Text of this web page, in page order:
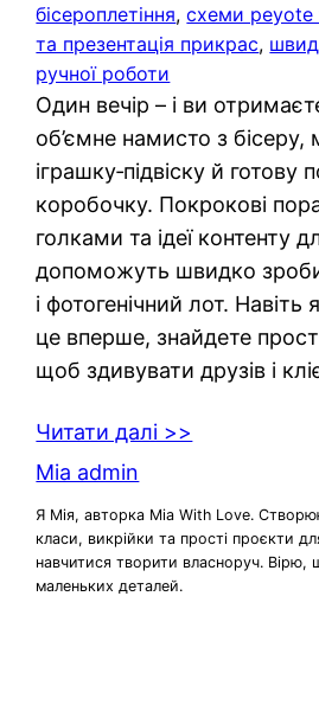
бісероплетіння, схеми peyote
та презентація прикрас,
ручної роботи
Один вечір – і ви
об’ємне намисто з бісеру,
іграшку‑підвіску й готову
коробочку. Покрокові
голками та ідеї контенту
допоможуть швидко
і фотогенічний лот.
це вперше, знайдете
щоб здивувати друзів і
Читати далі >>
Mia admin
Я Мія, авторка Mia With Love.
класи, викрійки та прості проєкти
навчитися творити власноруч. Вірю,
маленьких деталей.